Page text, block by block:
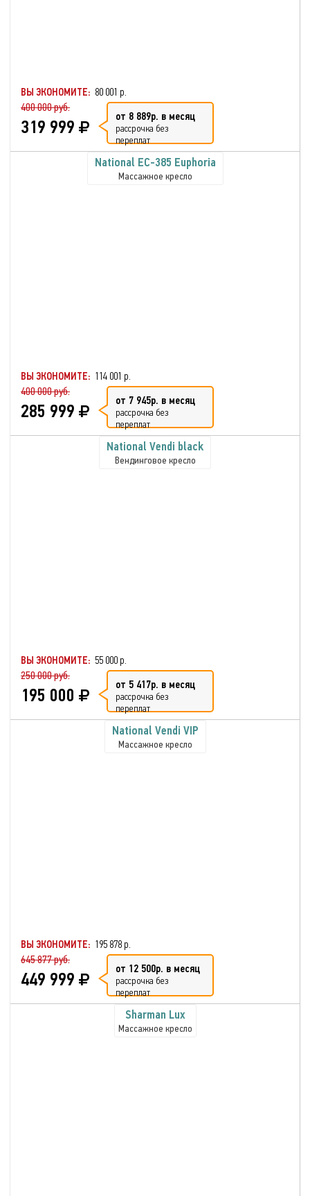
ВЫ ЭКОНОМИТЕ: 80 001 р.
400 000 руб.
319 999 от 8 889р. в месяц
рассрочка без
переплат
National EC-385 Euphoria
Массажное кресло
ВЫ ЭКОНОМИТЕ: 114 001 р.
400 000 руб.
285 999 от 7 945р. в месяц
рассрочка без
переплат
National Vendi black
Вендинговое кресло
ВЫ ЭКОНОМИТЕ: 55 000 р.
250 000 руб.
195 000 от 5 417р. в месяц
рассрочка без
переплат
National Vendi VIP
Массажное кресло
ВЫ ЭКОНОМИТЕ: 195 878 р.
645 877 руб.
449 999 от 12 500р. в месяц
рассрочка без
переплат
Sharman Lux
Массажное кресло